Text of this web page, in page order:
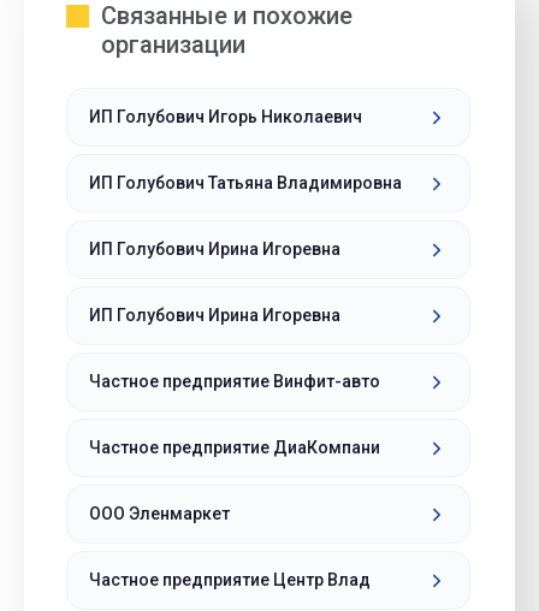
Связанные и похожие
организации
ИП Голубович Игорь Николаевич
ИП Голубович Татьяна Владимировна
ИП Голубович Ирина Игоревна
ИП Голубович Ирина Игоревна
Частное предприятие Винфит-авто
Частное предприятие ДиаКомпани
ООО Эленмаркет
Частное предприятие Центр Влад